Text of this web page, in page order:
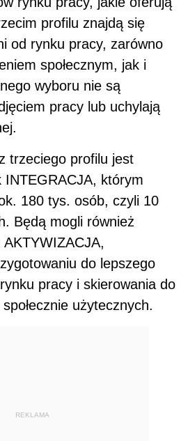
profilu znajdą się
od rynku pracy, zarówno
społecznym, jak i
wyboru nie są
pracy lub uchylają
trzeciego profilu jest
INTEGRACJA, którym
180 tys. osób, czyli 10
Będą mogli również
do lepszego
pracy i skierowania do
użytecznych.
REKLAMA